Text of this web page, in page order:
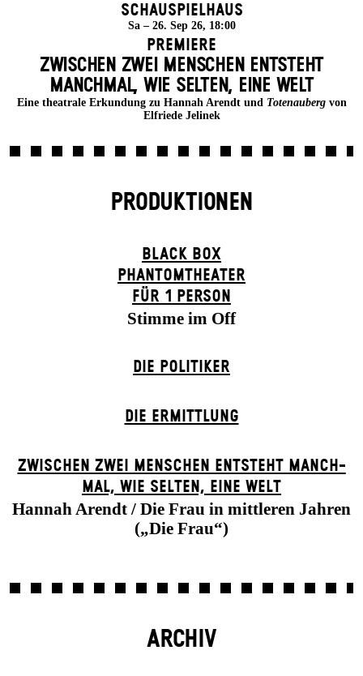
Schauspielhaus
Sa – 26. Sep 26, 18:00
Premiere
ZWISCHEN ZWEI MENSCHEN ENT­STEHT
MANCH­MAL, WIE SELTEN, EINE WELT
Eine theatrale Erkundung zu Hannah Arendt und Totenaubergvon
Elfriede Jelinek
PRODUKTIONEN
BLACK BOX
PHANTOM­THEATER
FÜR 1 PERSON
Stimme im Off
DIE POLITIKER
DIE ERMITTLUNG
ZWISCHEN ZWEI MENSCHEN ENT­STEHT MANCH­
MAL, WIE SELTEN, EINE WELT
Hannah Arendt / Die Frau in mittleren Jahren
(„Die Frau“)
ARCHIV